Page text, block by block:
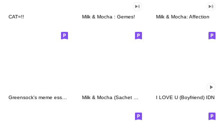
CAT=!! Milk & Mocha : Gemes! Milk & Mocha: Affection
I LOVE U (Boyfriend) IDN